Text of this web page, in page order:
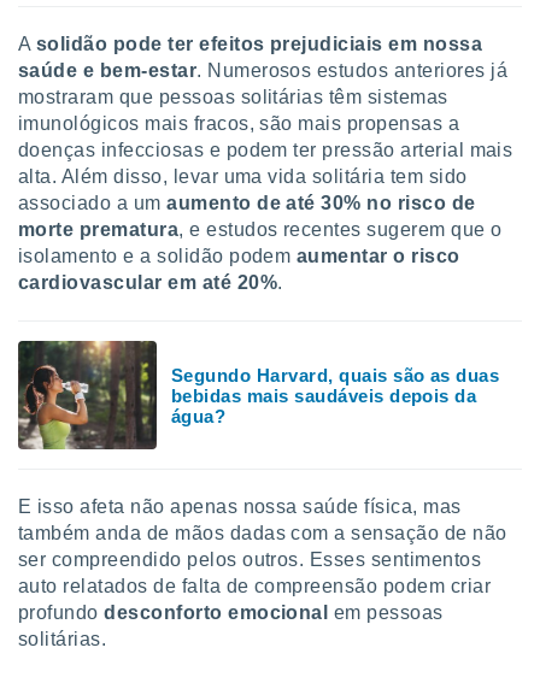
A solidão pode ter efeitos prejudiciais em nossa
saúde e bem-estar. Numerosos estudos anteriores já
mostraram que pessoas solitárias têm sistemas
imunológicos mais fracos, são mais propensas a
doenças infecciosas e podem ter pressão arterial mais
alta. Além disso, levar uma vida solitária tem sido
associado a um aumento de até 30% no risco de
morte prematura, e estudos recentes sugerem que o
isolamento e a solidão podem aumentar o risco
cardiovascular em até 20%.
Segundo Harvard, quais são as duas
bebidas mais saudáveis depois da
água?
E isso afeta não apenas nossa saúde física, mas
também anda de mãos dadas com a sensação de não
ser compreendido pelos outros. Esses sentimentos
auto relatados de falta de compreensão podem criar
profundodesconforto emocional em pessoas
solitárias.